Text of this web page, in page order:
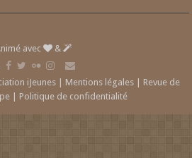
avec &
iJeunes | Mentions légales
Revue de
Politique de confidentialité